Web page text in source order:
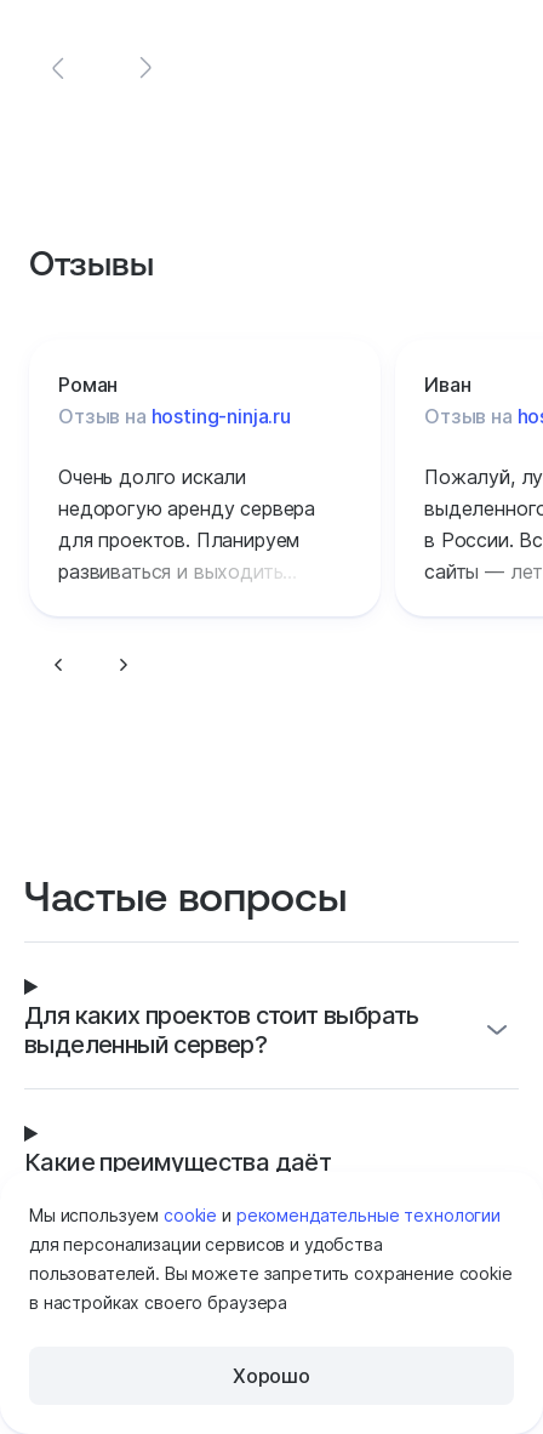
Отзывы
Роман
Отзыв на hosting-ninja.ru
Очень долго искали
недорогую аренду сервера
для проектов. Планируем
развиваться и выходить
Долго смотрели и сравнивали
мощный сайт. Все-таки
у компании многолетний опыт,
это важно.
Иван
Отзыв на
Пожалуй,
в России.
сайты —
за
Частые вопросы
Для каких проектов стоит выбрать
выделенный сервер?
Какие преимущества даёт
Мы используемcookie и рекомендательные технологии
для персонализации сервисов и удобства
пользователей. Вы можете запретить сохранение cookie
в настройках своего браузера
Хорошо